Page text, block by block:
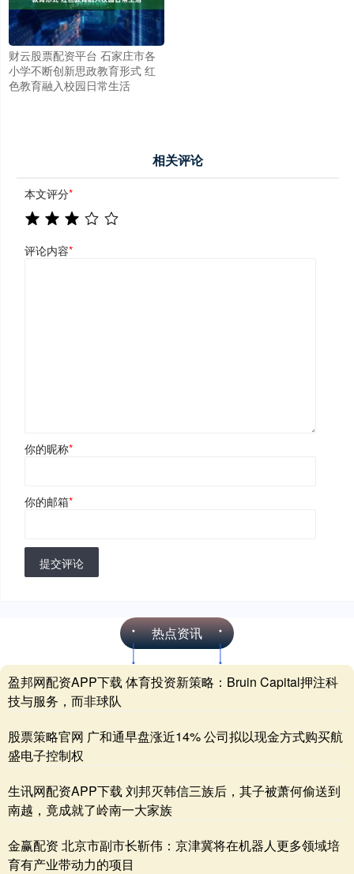
财云股票配资平台 石家庄市各
小学不断创新思政教育形式 红
色教育融入校园日常生活
相关评论
本文评分*
评论内容*
你的昵称*
你的邮箱*
提交评论
热点资讯
盈邦网配资APP下载 体育投资新策略：Bruin Capital押注科
技与服务，而非球队
股票策略官网 广和通早盘涨近14% 公司拟以现金方式购买航
盛电子控制权
生讯网配资APP下载 刘邦灭韩信三族后，其子被萧何偷送到
南越，竟成就了岭南一大家族
金赢配资 北京市副市长靳伟：京津冀将在机器人更多领域培
育有产业带动力的项目